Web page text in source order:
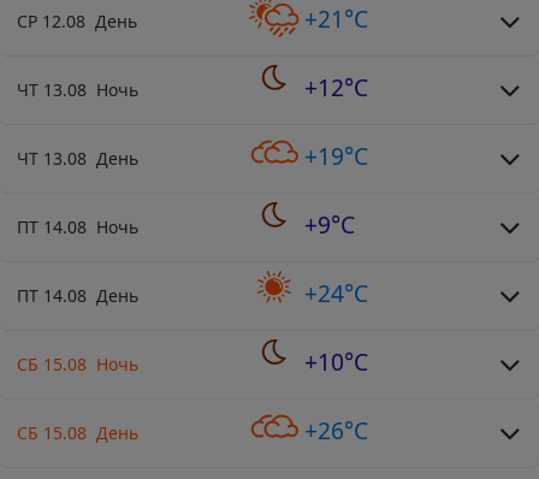
СР 12.08 День +21°C
ЧТ 13.08 Ночь +12°C
ЧТ 13.08 День +19°C
ПТ 14.08 Ночь +9°C
ПТ 14.08 День +24°C
СБ 15.08 Ночь +10°C
СБ 15.08 День +26°C